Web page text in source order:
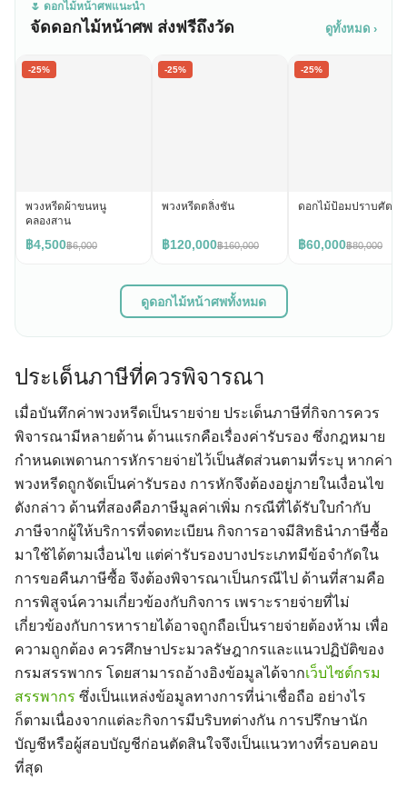
🌷 ดอกไม้หน้าศพแนะนำ
จัดดอกไม้หน้าศพ ส่งฟรีถึงวัด ดูทั้งหมด ›
-25%
พวงหรีดผ้าขนหนู
คลองสาน
฿4,500฿6,000
-25%
พวงหรีดตลิ่งชัน
฿120,000฿160,000
-25%
ดอกไม้ป้อมปราบศัตรูพ่
฿60,000฿80,000
ดูดอกไม้หน้าศพทั้งหมด
ประเด็นภาษีที่ควรพิจารณา
เมื่อบันทึกค่าพวงหรีดเป็นรายจ่าย ประเด็นภาษีที่กิจการควร
พิจารณามีหลายด้าน ด้านแรกคือเรื่องค่ารับรอง ซึ่งกฎหมาย
กำหนดเพดานการหักรายจ่ายไว้เป็นสัดส่วนตามที่ระบุ หากค่า
พวงหรีดถูกจัดเป็นค่ารับรอง การหักจึงต้องอยู่ภายในเงื่อนไข
ดังกล่าว ด้านที่สองคือภาษีมูลค่าเพิ่ม กรณีที่ได้รับใบกำกับ
ภาษีจากผู้ให้บริการที่จดทะเบียน กิจการอาจมีสิทธินำภาษีซื้อ
มาใช้ได้ตามเงื่อนไข แต่ค่ารับรองบางประเภทมีข้อจำกัดใน
การขอคืนภาษีซื้อ จึงต้องพิจารณาเป็นกรณีไป ด้านที่สามคือ
การพิสูจน์ความเกี่ยวข้องกับกิจการ เพราะรายจ่ายที่ไม่
เกี่ยวข้องกับการหารายได้อาจถูกถือเป็นรายจ่ายต้องห้าม เพื่อ
ความถูกต้อง ควรศึกษาประมวลรัษฎากรและแนวปฏิบัติของ
กรมสรรพากร โดยสามารถอ้างอิงข้อมูลได้จากเว็บไซต์กรม
สรรพากร ซึ่งเป็นแหล่งข้อมูลทางการที่น่าเชื่อถือ อย่างไร
ก็ตามเนื่องจากแต่ละกิจการมีบริบทต่างกัน การปรึกษานัก
บัญชีหรือผู้สอบบัญชีก่อนตัดสินใจจึงเป็นแนวทางที่รอบคอบ
ที่สุด